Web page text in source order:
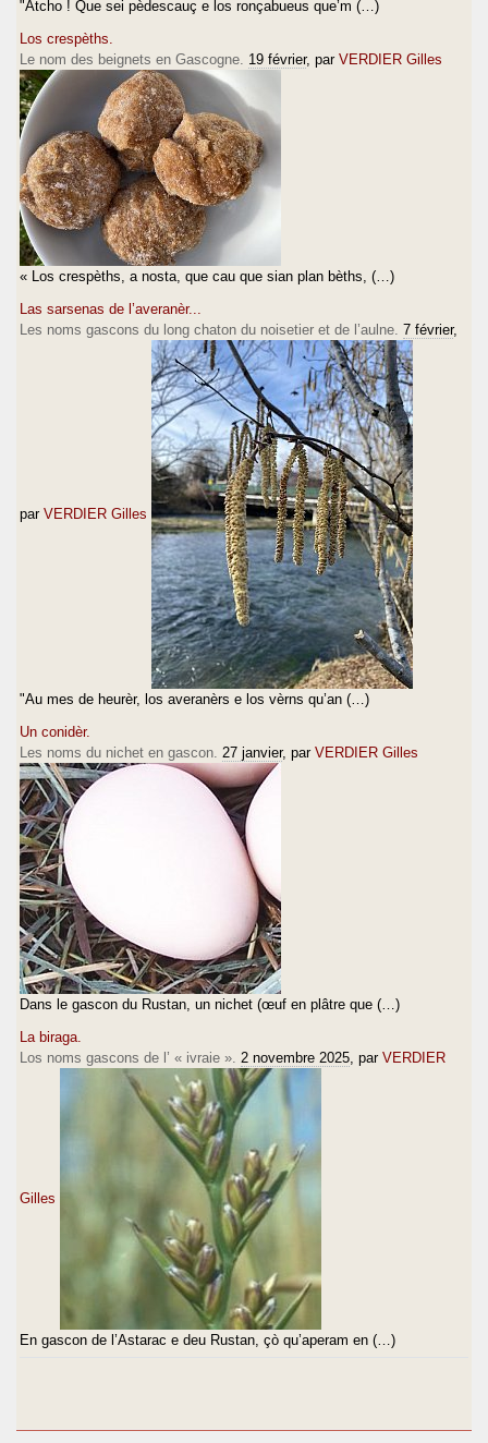
"Atcho ! Que sei pèdescauç e los ronçabueus que’m (…)
Los crespèths.
Le nom des beignets en Gascogne. 19 février, par VERDIER Gilles
« Los crespèths, a nosta, que cau que sian plan bèths, (…)
Las sarsenas de l’averanèr...
Les noms gascons du long chaton du noisetier et de l’aulne. 7 février,
par VERDIER Gilles
"Au mes de heurèr, los averanèrs e los vèrns qu’an (…)
Un conidèr.
Les noms du nichet en gascon. 27 janvier, par VERDIER Gilles
Dans le gascon du Rustan, un nichet (œuf en plâtre que (…)
La biraga.
Los noms gascons de l’ « ivraie ». 2 novembre 2025 , par VERDIER
Gilles
En gascon de l’Astarac e deu Rustan, çò qu’aperam en (…)